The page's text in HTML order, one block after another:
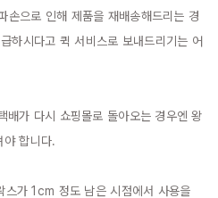
손으로 인해 제품을 재배송해드리는 경
하시다고 퀵 서비스로 보내드리기는 어
배가 다시 쇼핑몰로 돌아오는 경우엔 왕
야 합니다.
가 1cm 정도 남은 시점에서 사용을